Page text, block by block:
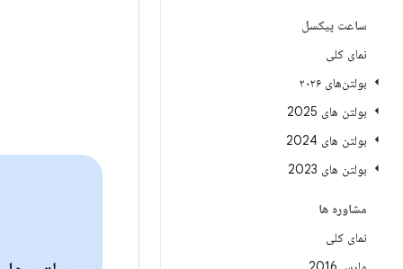
ساعت پیکسل
نمای کلی
بولتن‌های ۲۰۲۶
بولتن های 2025
بولتن های 2024
بولتن های 2023
مشاوره ها
نمای کلی